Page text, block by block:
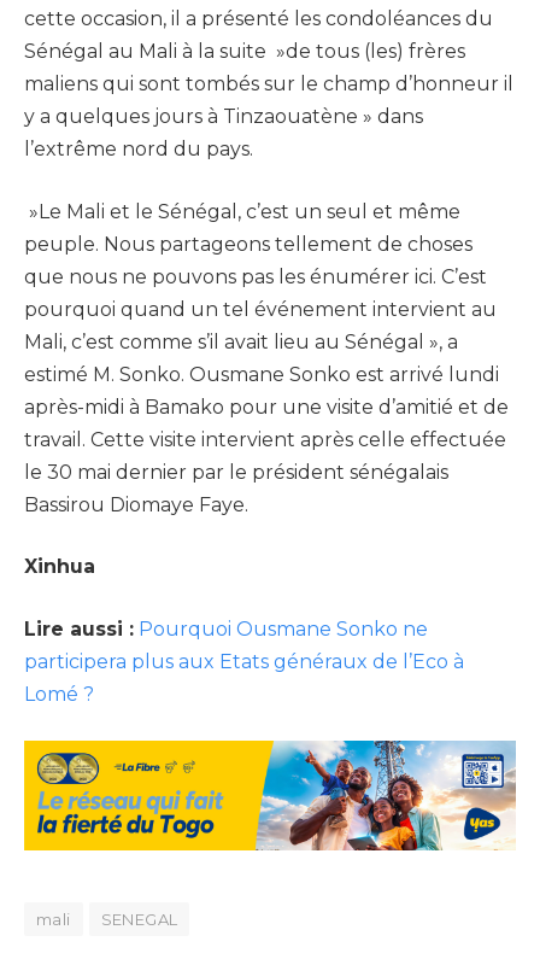
cette occasion, il a présenté les condoléances du
Sénégal au Mali à la suite »de tous (les) frères
maliens qui sont tombés sur le champ d’honneur il
y a quelques jours à Tinzaouatène » dans
l’extrême nord du pays.
»Le Mali et le Sénégal, c’est un seul et même
peuple. Nous partageons tellement de choses
que nous ne pouvons pas les énumérer ici. C’est
pourquoi quand un tel événement intervient au
Mali, c’est comme s’il avait lieu au Sénégal », a
estimé M. Sonko. Ousmane Sonko est arrivé lundi
après-midi à Bamako pour une visite d’amitié et de
travail. Cette visite intervient après celle effectuée
le 30 mai dernier par le président sénégalais
Bassirou Diomaye Faye.
Xinhua
Lire aussi : Pourquoi Ousmane Sonko ne
participera plus aux Etats généraux de l’Eco à
Lomé ?
mali SENEGAL